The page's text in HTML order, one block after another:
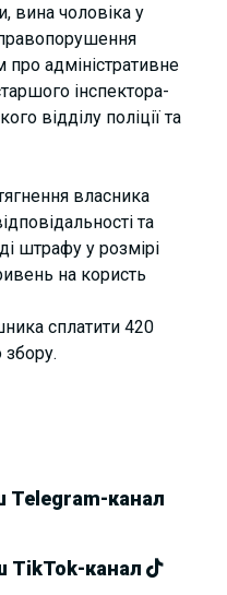
вина чоловіка у
адміністративне
інспектора-
відділу поліції та
власника
та
штрафу у розмірі
на користь
сплатити 420
збору.
Telegram-канал
TikTok-канал